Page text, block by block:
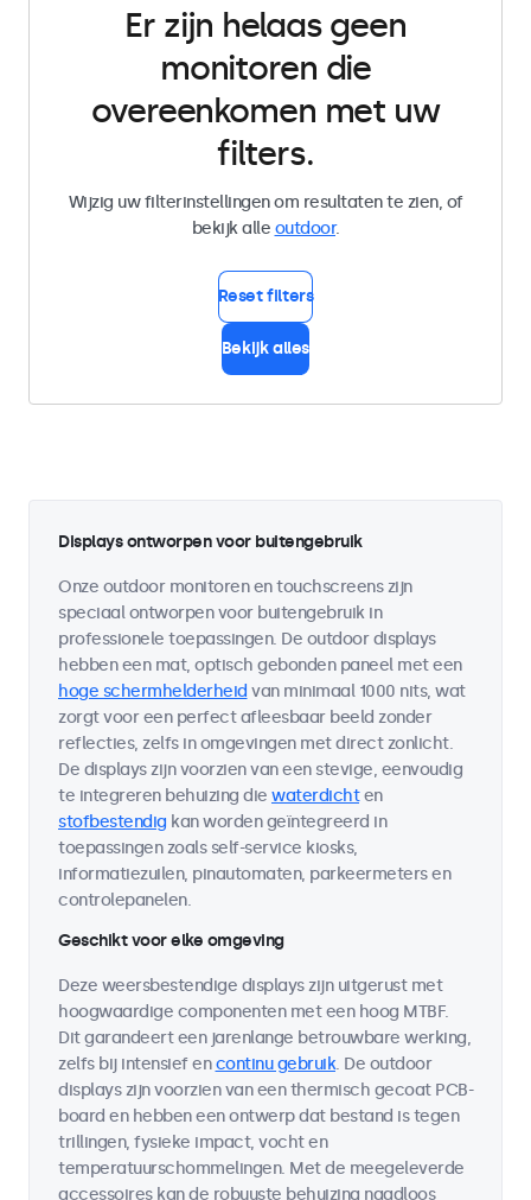
Er zijn helaas geen
monitoren die
overeenkomen met uw
filters.
Wijzig uw filterinstellingen om resultaten te zien, of
bekijk alle outdoor.
Reset filters
Bekijk alles
Displays ontworpen voor buitengebruik
Onze outdoor monitoren en touchscreens zijn
speciaal ontworpen voor buitengebruik in
professionele toepassingen. De outdoor displays
hebben een mat, optisch gebonden paneel met een
hoge schermhelderheid van minimaal 1000 nits, wat
zorgt voor een perfect afleesbaar beeld zonder
reflecties, zelfs in omgevingen met direct zonlicht.
De displays zijn voorzien van een stevige, eenvoudig
te integreren behuizing die waterdichten
stofbestendig kan worden geïntegreerd in
toepassingen zoals self-service kiosks,
informatiezuilen, pinautomaten, parkeermeters en
controlepanelen.
Geschikt voor elke omgeving
Deze weersbestendige displays zijn uitgerust met
hoogwaardige componenten met een hoog MTBF.
Dit garandeert een jarenlange betrouwbare werking,
zelfs bij intensief encontinu gebruik. De outdoor
displays zijn voorzien van een thermisch gecoat PCB-
board en hebben een ontwerp dat bestand is tegen
trillingen, fysieke impact, vocht en
temperatuurschommelingen. Met de meegeleverde
accessoires kan de robuuste behuizing naadloos